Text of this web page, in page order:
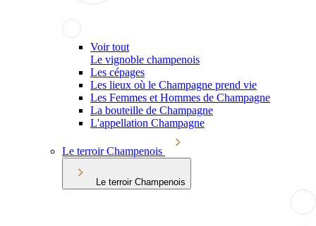
Voir tout
Le vignoble champenois
Les cépages
Les lieux où le Champagne prend vie
Les Femmes et Hommes de Champagne
La bouteille de Champagne
L'appellation Champagne
Le terroir Champenois
Le terroir Champenois